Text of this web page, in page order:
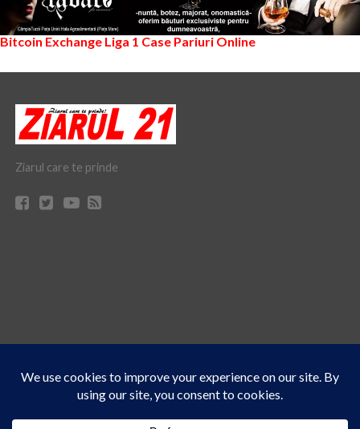
Bitcoin Exchange Liga 1 Case Pariuri Online
Ziarul care te prinde